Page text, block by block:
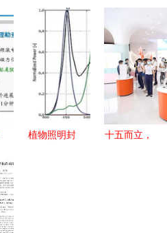
站式移动应
用平台引领
行业新潮流
术发展研究
报告 以石
基信息为例
的软件解决
析
植物照明封
十五而立，